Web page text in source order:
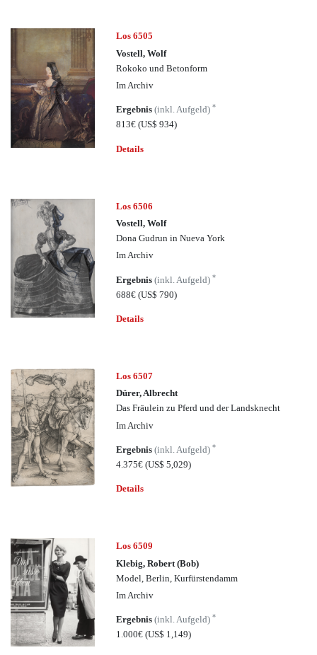
Los 6505
Vostell, Wolf
Rokoko und Betonform
Im Archiv
Ergebnis(inkl. Aufgeld)*
813€(US$ 934)
Details
Los 6506
Vostell, Wolf
Dona Gudrun in Nueva York
Im Archiv
Ergebnis(inkl. Aufgeld)*
688€(US$ 790)
Details
Los 6507
Dürer, Albrecht
Das Fräulein zu Pferd und der Landsknecht
Im Archiv
Ergebnis(inkl. Aufgeld)*
4.375€(US$ 5,029)
Details
Los 6509
Klebig, Robert (Bob)
Model, Berlin, Kurfürstendamm
Im Archiv
Ergebnis(inkl. Aufgeld)*
1.000€(US$ 1,149)